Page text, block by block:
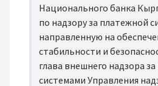
Национального банка
по надзору за платежной
направленную на
стабильности и
глава внешнего надзора
системами Управления